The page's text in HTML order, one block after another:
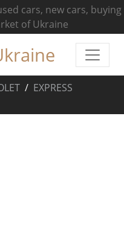
cars, new cars, buying
of Ukraine
EXPRESS